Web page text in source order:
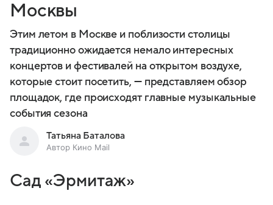
Москвы
Этим летом в Москве и поблизости столицы
традиционно ожидается немало интересных
концертов и фестивалей на открытом воздухе,
которые стоит посетить, — представляем обзор
площадок, где происходят главные музыкальные
события сезона
Татьяна Баталова
Автор Кино Mail
Сад «Эрмитаж»